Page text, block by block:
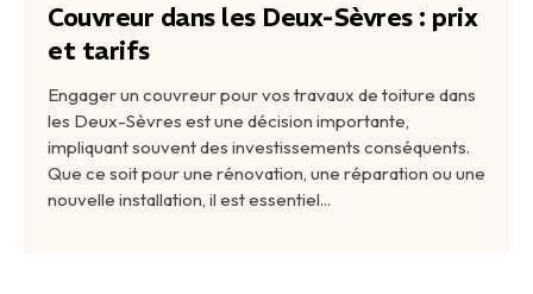
Couvreur dans les Deux-Sèvres : prix
et tarifs
Engager un couvreur pour vos travaux de toiture dans
les Deux-Sèvres est une décision importante,
impliquant souvent des investissements conséquents.
Que ce soit pour une rénovation, une réparation ou une
nouvelle installation, il est essentiel